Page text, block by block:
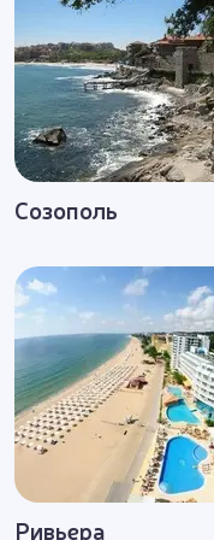
менеджеры
предлагают
ценам. В этом
подобрав
телефону.
Созополь
Ривьера